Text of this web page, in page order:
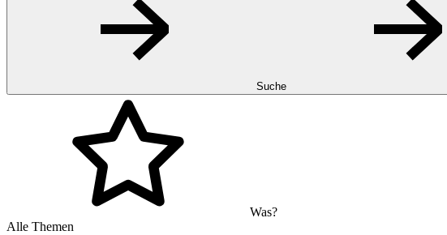
Suche
Was?
Alle Themen